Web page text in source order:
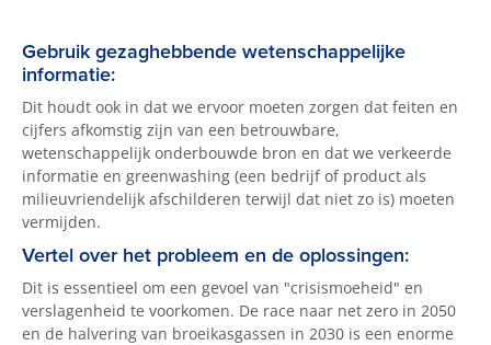
Gebruik gezaghebbende wetenschappelijke
informatie:
Dit houdt ook in dat we ervoor moeten zorgen dat feiten en
cijfers afkomstig zijn van een betrouwbare,
wetenschappelijk onderbouwde bron en dat we verkeerde
informatie en greenwashing (een bedrijf of product als
milieuvriendelijk afschilderen terwijl dat niet zo is) moeten
vermijden.
Vertel over het probleem en de oplossingen:
Dit is essentieel om een gevoel van "crisismoeheid" en
verslagenheid te voorkomen. De race naar net zero in 2050
en de halvering van broeikasgassen in 2030 is een enorme